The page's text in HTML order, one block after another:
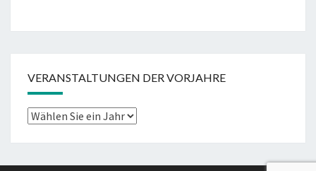
VERANSTALTUNGEN DER VORJAHRE